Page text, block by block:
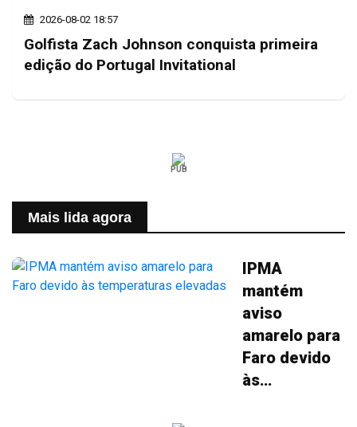
2026-08-02 18:57
Golfista Zach Johnson conquista primeira
edição do Portugal Invitational
PUB
Mais lida agora
IPMA
mantém
aviso
amarelo para
Faro devido
às